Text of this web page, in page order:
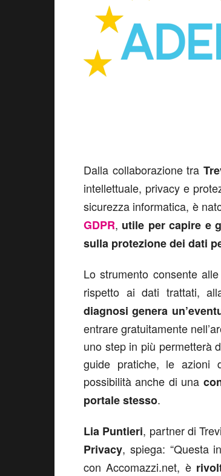
Dalla collaborazione tra
intellettuale, privacy e
sicurezza informatica, è
GDPR, utile per capire e
sulla protezione dei dati
Lo strumento consente
rispetto ai dati trattati,
diagnosi genera
entrare gratuitamente
uno step in più permetterà
guide pratiche, le azioni
possibilità anche di una
portale stesso.
Lia Puntieri, partner di
Privacy, spiega: “Questa
con Accomazzi.net, è